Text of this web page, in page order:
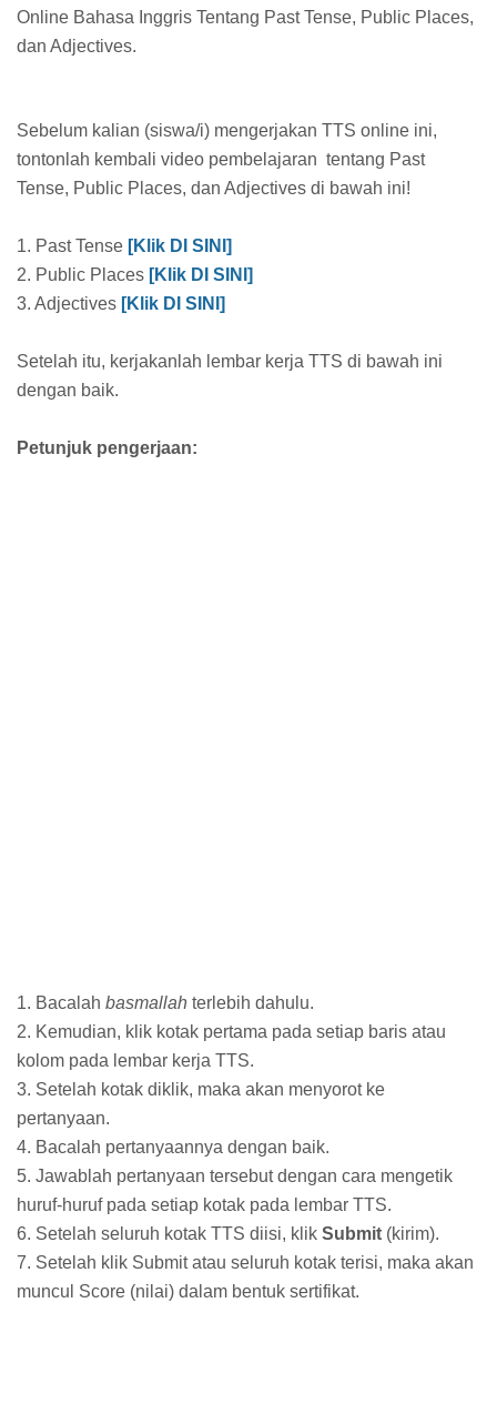
Online Bahasa Inggris Tentang Past Tense, Public Places,
dan Adjectives.
Sebelum kalian (siswa/i) mengerjakan TTS online ini,
tontonlah kembali video pembelajaran tentang Past
Tense, Public Places, dan Adjectives di bawah ini!
1. Past Tense [Klik DI SINI]
2. Public Places [Klik DI SINI]
3. Adjectives [Klik DI SINI]
Setelah itu, kerjakanlah lembar kerja TTS di bawah ini
dengan baik.
Petunjuk pengerjaan:
1. Bacalah basmallah terlebih dahulu.
2. Kemudian, klik kotak pertama pada setiap baris atau
kolom pada lembar kerja TTS.
3. Setelah kotak diklik, maka akan menyorot ke
pertanyaan.
4. Bacalah pertanyaannya dengan baik.
5. Jawablah pertanyaan tersebut dengan cara mengetik
huruf-huruf pada setiap kotak pada lembar TTS.
6. Setelah seluruh kotak TTS diisi, klik Submit (kirim).
7. Setelah klik Submit atau seluruh kotak terisi, maka akan
muncul Score (nilai) dalam bentuk sertifikat.